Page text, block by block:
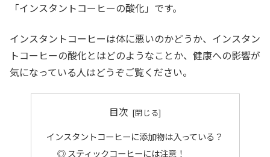
「インスタントコーヒーの酸化」です。
インスタントコーヒーは体に悪いのかどうか、インスタン
トコーヒーの酸化とはどのようなことか、健康への影響が
気になっている人はどうぞご覧ください。
目次
インスタントコーヒーに添加物は入っている？
◎ スティックコーヒーには注意！